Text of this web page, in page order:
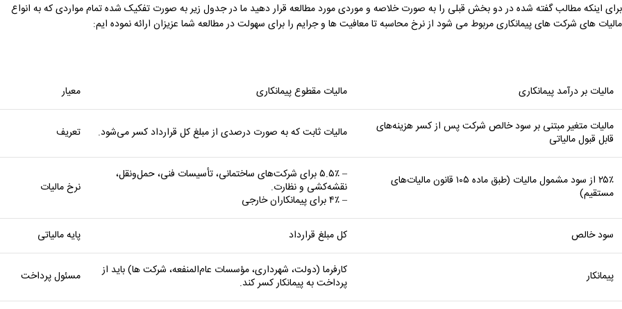
برای اینکه مطالب گفته شده در دو بخش قبلی را به صورت خلاصه و موردی مورد مطالعه قرار دهید ما در جدول زیر به صورت تفکیک شده تمام مواردی که به انواع
مالیات های شرکت های پیمانکاری مربوط می شود از نرخ محاسبه تا معافیت ها و جرایم را برای سهولت در مطالعه شما عزیزان ارائه نموده ایم:
مالیات بر درآمد پیمانکاری مالیات مقطوع پیمانکاری معیار
مالیات متغیر مبتنی بر سود خالص شرکت پس از کسر هزینه‌های
قابل قبول مالیاتی مالیات ثابت که به صورت درصدی از مبلغ کل قرارداد کسر می‌شود. تعریف
۲۵٪ از سود مشمول مالیات (طبق ماده ۱۰۵ قانون مالیات‌های
مستقیم)
– ۵.۵٪ برای شرکت‌های ساختمانی، تأسیسات فنی، حمل‌ونقل،
نقشه‌کشی و نظارت.
– ۴٪ برای پیمانکاران خارجی
نرخ مالیات
سود خالص کل مبلغ قرارداد پایه مالیاتی
پیمانکار کارفرما (دولت، شهرداری، مؤسسات عام‌المنفعه، شرکت‌ ها) باید از
پرداخت به پیمانکار کسر کند. مسئول پرداخت